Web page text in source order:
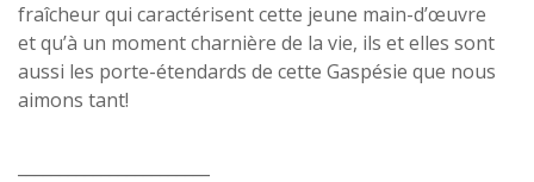
fraîcheur qui caractérisent cette jeune main-d’œuvre
et qu’à un moment charnière de la vie, ils et elles sont
aussi les porte-étendards de cette Gaspésie que nous
aimons tant!